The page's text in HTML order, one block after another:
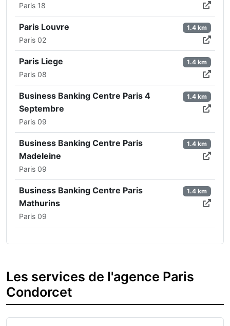
Paris 18
Paris Louvre
Paris 02
1.4 km
Paris Liege
Paris 08
1.4 km
Business Banking Centre Paris 4
Septembre
Paris 09
1.4 km
Business Banking Centre Paris
Madeleine
Paris 09
1.4 km
Business Banking Centre Paris
Mathurins
Paris 09
1.4 km
Les services de l'agence Paris
Condorcet